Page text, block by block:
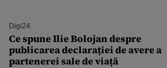
Digi24
Ce spune Ilie Bolojan despre
publicarea declarației de avere a
partenerei sale de viață